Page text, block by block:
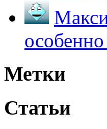
Метки
Статьи